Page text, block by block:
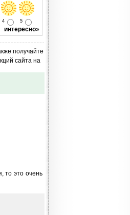
4 5
интересно»
получайте
сайта на
то это очень